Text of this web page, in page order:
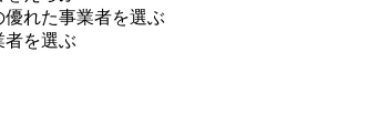
れた事業者を選ぶ
者を選ぶ